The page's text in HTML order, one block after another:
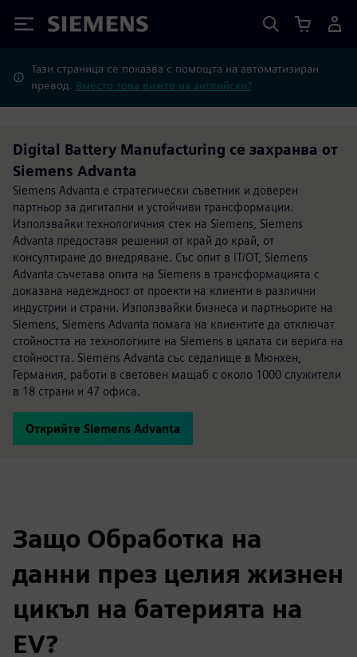
Siemens
Тази страница се показва с помощта на автоматизиран
превод. Вместо това вижте на английски?
Digital Battery Manufacturing се захранва от
Siemens Advanta
Siemens Advanta е стратегически съветник и доверен
партньор за дигитални и устойчиви трансформации.
Използвайки технологичния стек на Siemens, Siemens
Advanta предоставя решения от край до край, от
консултиране до внедряване. Със опит в IT/OT, Siemens
Advanta съчетава опита на Siemens в трансформацията с
доказана надеждност от проекти на клиенти в различни
индустрии и страни. Използвайки бизнеса и партньорите на
Siemens, Siemens Advanta помага на клиентите да отключат
стойността на технологиите на Siemens в цялата си верига на
стойността. Siemens Advanta със седалище в Мюнхен,
Германия, работи в световен мащаб с около 1000 служители
в 18 страни и 47 офиса.
Открийте Siemens Advanta
Защо Обработка на
данни през целия жизнен
цикъл на батерията на
EV?